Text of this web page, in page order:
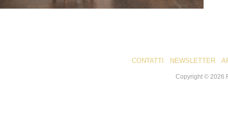
CONTATTI NEWSLETTER
Copyright © 2026